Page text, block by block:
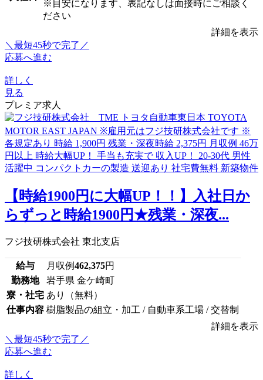
※目安になります、表記なしは面接時にご相談く
ださい
詳細を表示
＼最短45秒で完了／
応募へ進む
詳しく
見る
プレミア求人
【時給1900円に大幅UP！！】入社日か
らずっと時給1900円★残業・深夜...
フジ技研株式会社 東北支店
給与 月収例462,375円
勤務地
岩手県 金ケ崎町
寮・社宅 あり（無料）
仕事内容 樹脂製品の組立・加工 / 自動車系工場 / 交替制
詳細を表示
＼最短45秒で完了／
応募へ進む
詳しく